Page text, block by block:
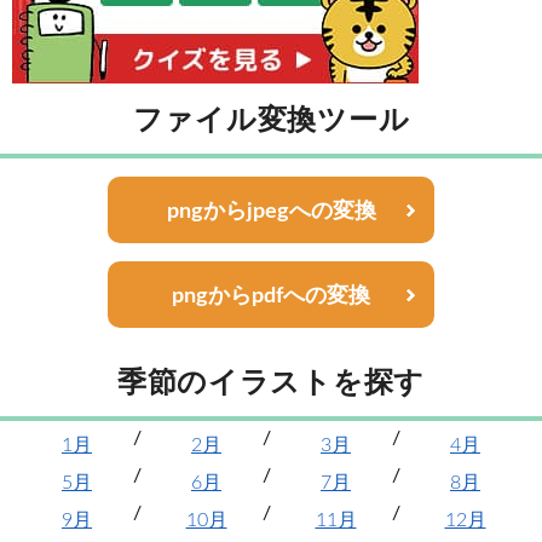
ファイル変換ツール
pngからjpegへの変換
pngからpdfへの変換
季節のイラストを探す
1月 2月 3月
4月
5月
6月 7月
8月
9月
10月 11月
12月